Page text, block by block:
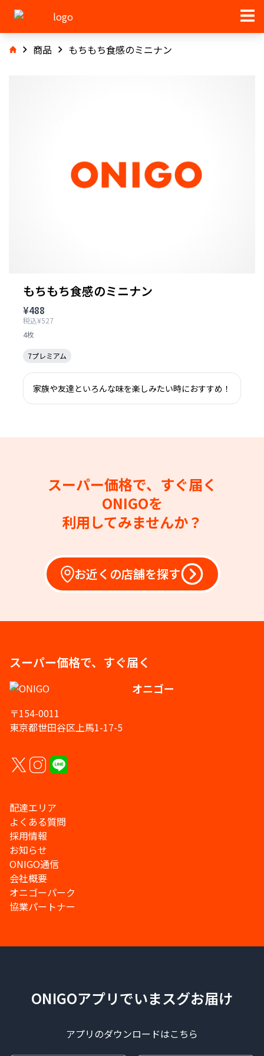
商品 もちもち食感のミニナン
もちもち食感のミニナン
¥488
税込¥527
4枚
7プレミアム
家族や友達といろんな味を楽しみたい時におすすめ！
スーパー価格で、すぐ届く
ONIGOを
利用してみませんか？
お近くの店舗を探す
スーパー価格で、すぐ届く
オニゴー
〒154-0011
東京都世田谷区上馬1-17-5
配達エリア
よくある質問
採用情報
お知らせ
ONIGO通信
会社概要
オニゴーパーク
協業パートナー
ONIGOアプリでいまスグお届け
アプリのダウンロードはこちら